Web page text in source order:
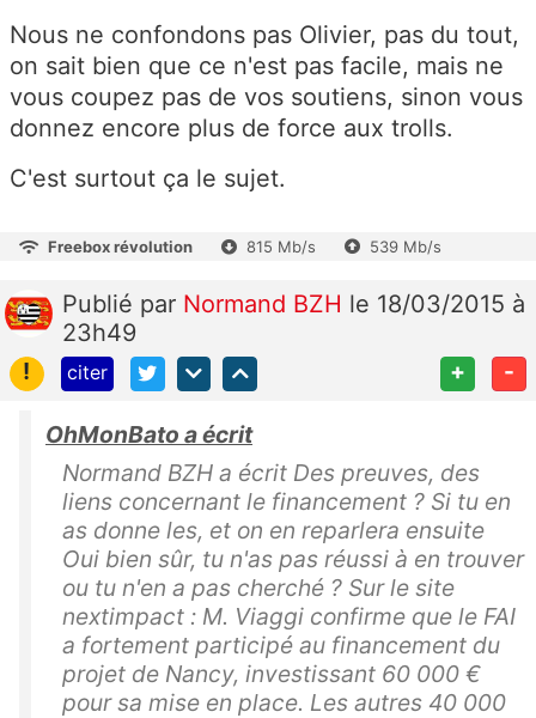
Nous ne confondons pas Olivier, pas du tout,
on sait bien que ce n'est pas facile, mais ne
vous coupez pas de vos soutiens, sinon vous
donnez encore plus de force aux trolls.
C'est surtout ça le sujet.
Freebox révolution 815 Mb/s 539 Mb/s
Publié par Normand BZH le 18/03/2015 à
23h49
!
citer + -
OhMonBato a écrit
Normand BZH a écrit Des preuves, des
liens concernant le financement ? Si tu en
as donne les, et on en reparlera ensuite
Oui bien sûr, tu n'as pas réussi à en trouver
ou tu n'en a pas cherché ? Sur le site
nextimpact : M. Viaggi confirme que le FAI
a fortement participé au financement du
projet de Nancy, investissant 60 000 €
pour sa mise en place. Les autres 40 000